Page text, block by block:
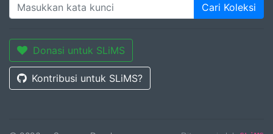
Cari Koleksi
Donasi untuk SLiMS
Kontribusi untuk SLiMS?